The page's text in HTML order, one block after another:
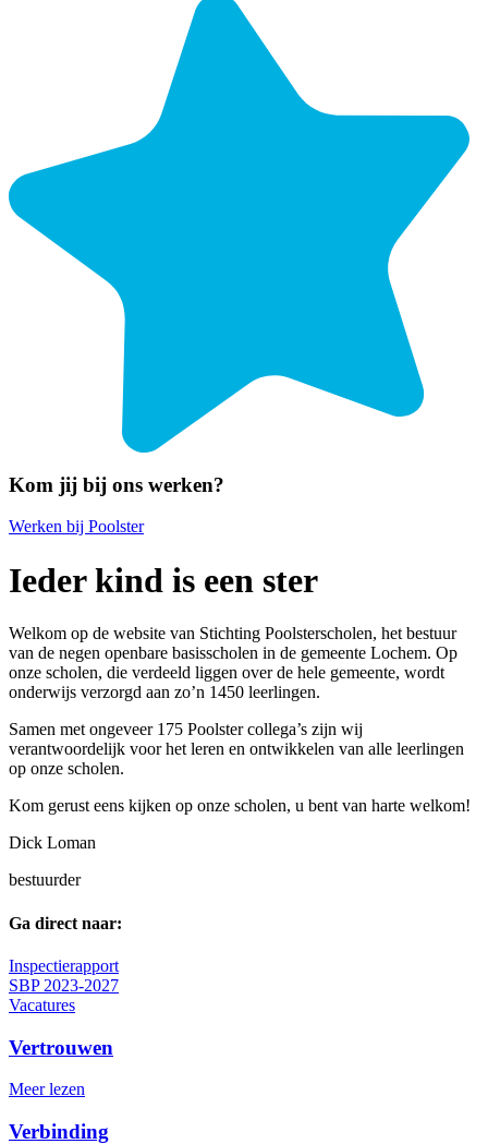
Kom jij bij ons werken?
Werken bij Poolster
Ieder kind is een ster
Welkom op de website van Stichting Poolsterscholen, het bestuur
van de negen openbare basisscholen in de gemeente Lochem. Op
onze scholen, die verdeeld liggen over de hele gemeente, wordt
onderwijs verzorgd aan zo’n 1450 leerlingen.
Samen met ongeveer 175 Poolster collega’s zijn wij
verantwoordelijk voor het leren en ontwikkelen van alle leerlingen
op onze scholen.
Kom gerust eens kijken op onze scholen, u bent van harte welkom!
Dick Loman
bestuurder
Ga direct naar:
Inspectierapport
SBP 2023-2027
Vacatures
Vertrouwen
Meer lezen
Verbinding